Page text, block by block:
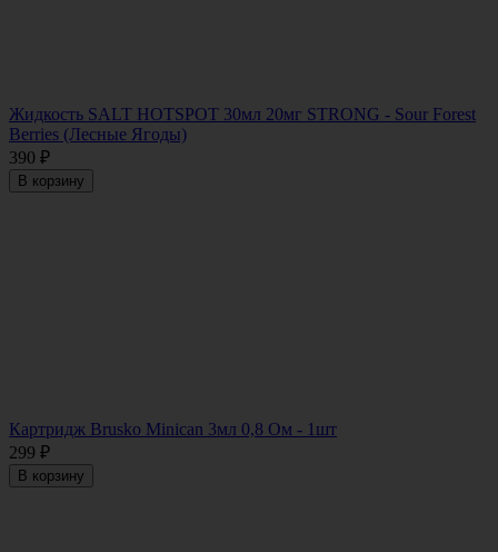
Жидкость SALT HOTSPOT 30мл 20мг STRONG - Sour Forest
Berries (Лесные Ягоды)
390 ₽
В корзину
Картридж Brusko Minican 3мл 0,8 Oм - 1шт
299 ₽
В корзину